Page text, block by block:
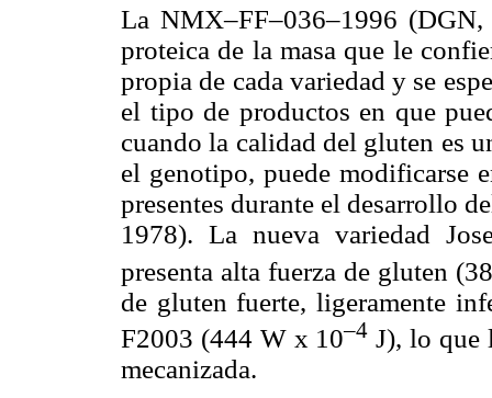
La NMX–FF–036–1996
proteica de la masa que le
propia de cada variedad y se
el tipo de productos en que
cuando la calidad del gluten es
el genotipo, puede modificarse
presentes durante el desarrollo
1978). La nueva variedad
presenta alta fuerza de gluten
de gluten fuerte, ligeramente
F2003 (444 W x 10–4 J), lo que
mecanizada.